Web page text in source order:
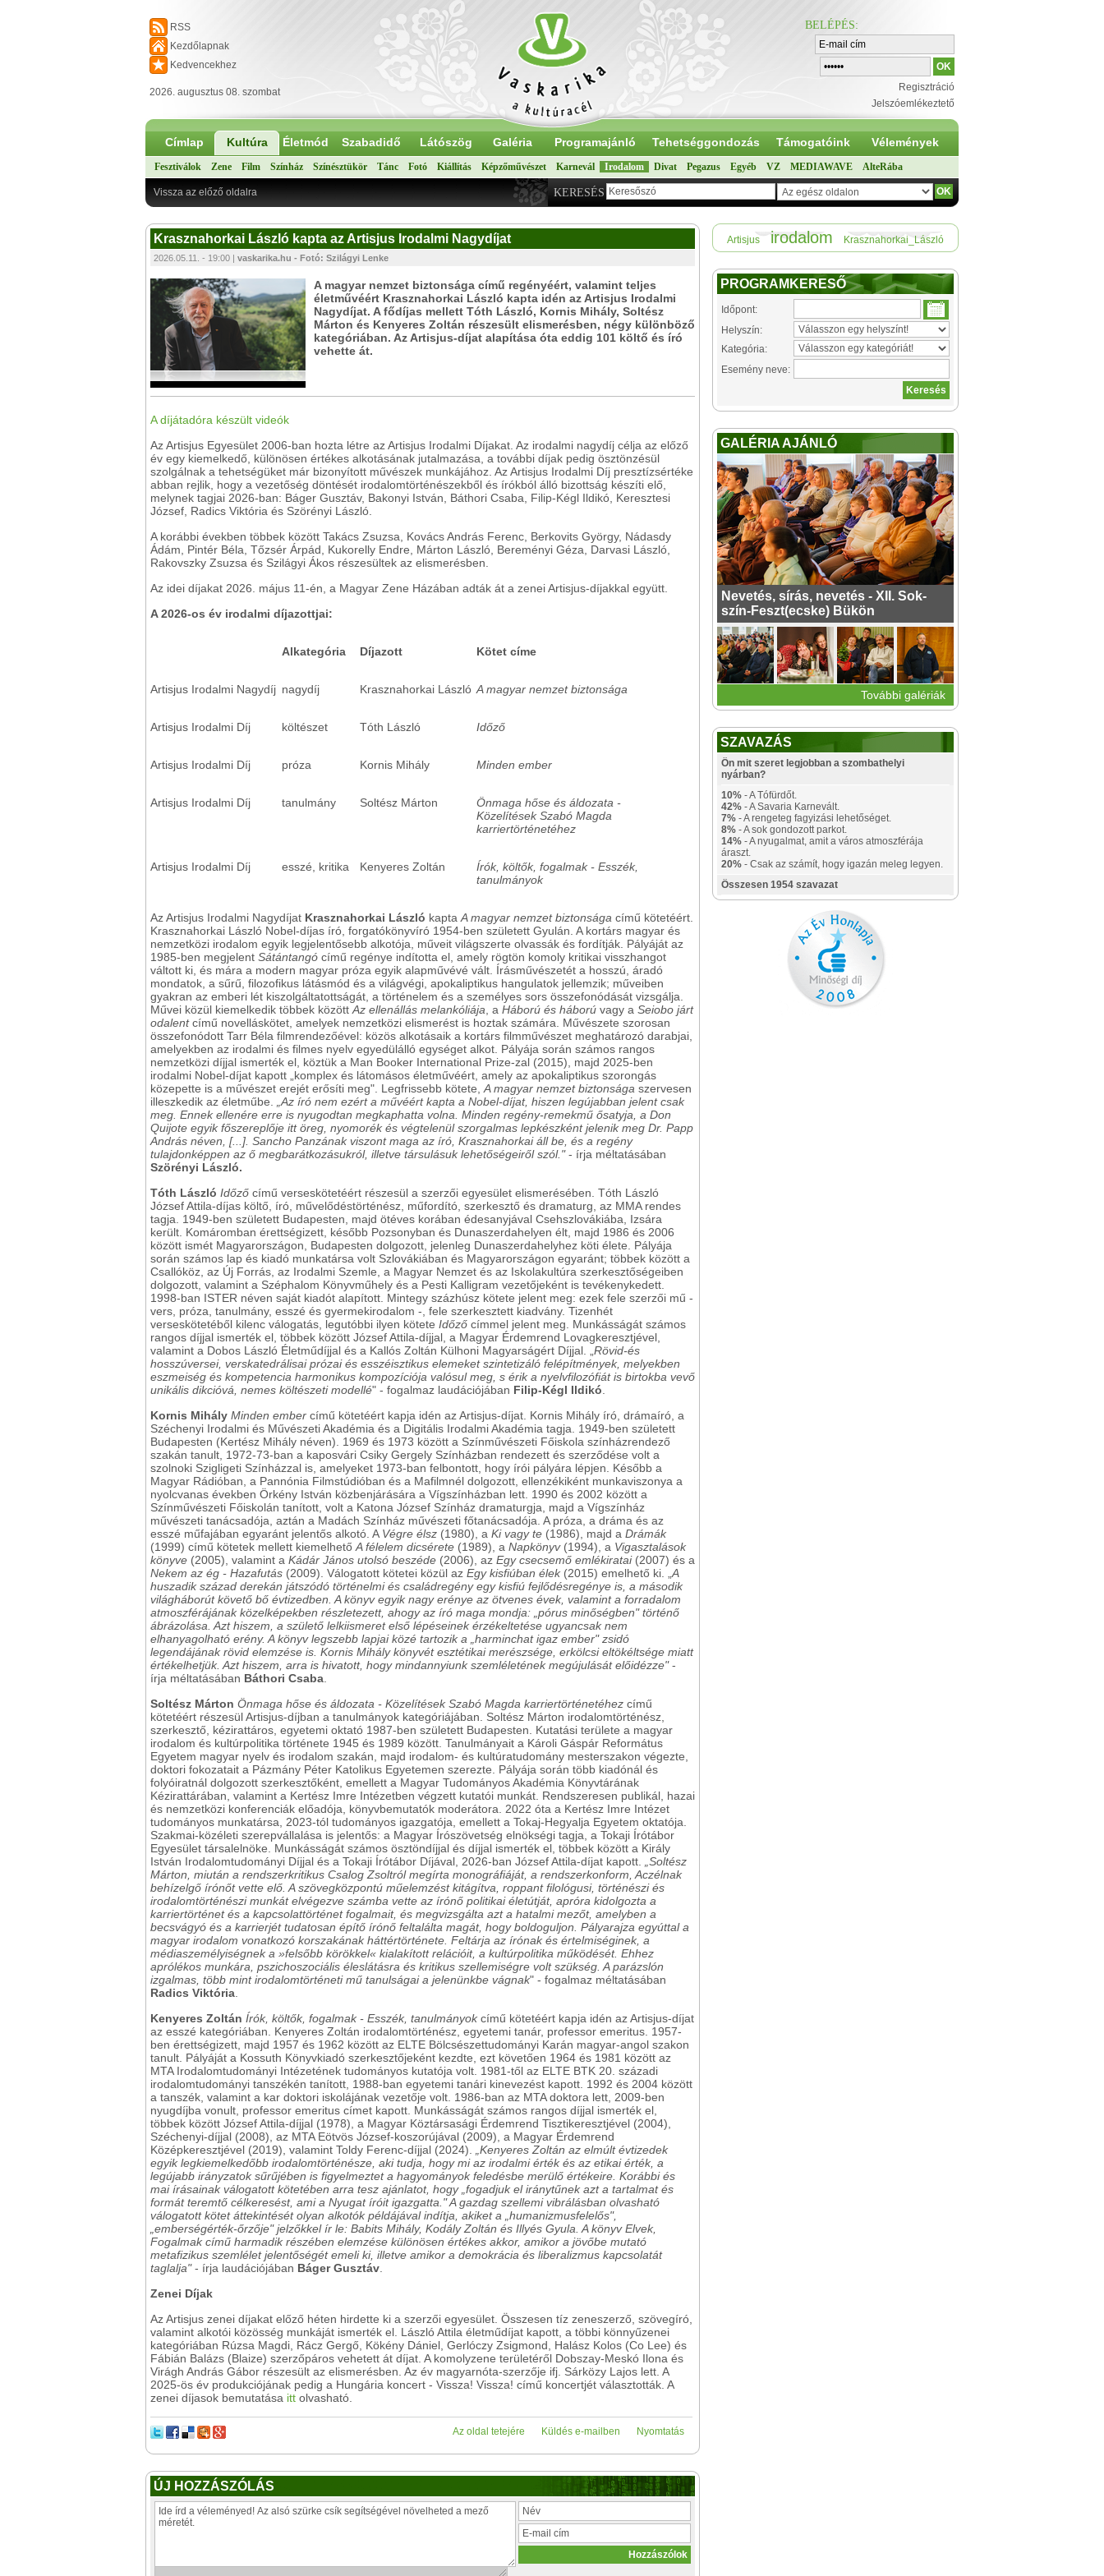
RSS
Kezdőlapnak
Kedvencekhez
2026. augusztus 08. szombat
BELÉPÉS:
Regisztráció
Jelszóemlékeztető
Címlap Kultúra Életmód Szabadidő Látószög Galéria Programajánló Tehetséggondozás Támogatóink Vélemények
Fesztiválok Zene Film Színház Színésztükör Tánc Fotó Kiállítás Képzőművészet Karnevál Irodalom Divat Pegazus Egyéb VZ MEDIAWAVE AlteRába
KERESÉS
Vissza az előző oldalra
Krasznahorkai László kapta az Artisjus Irodalmi Nagydíjat
2026.05.11. - 19:00 | vaskarika.hu - Fotó: Szilágyi Lenke
A magyar nemzet biztonsága című regényéért, valamint teljes
életművéért Krasznahorkai László kapta idén az Artisjus Irodalmi
Nagydíjat. A fődíjas mellett Tóth László, Kornis Mihály, Soltész
Márton és Kenyeres Zoltán részesült elismerésben, négy különböző
kategóriában. Az Artisjus-díjat alapítása óta eddig 101 költő és író
vehette át.
A díjátadóra készült videók
Az Artisjus Egyesület 2006-ban hozta létre az Artisjus Irodalmi Díjakat. Az irodalmi nagydíj célja az előző
év egy kiemelkedő, különösen értékes alkotásának jutalmazása, a további díjak pedig ösztönzésül
szolgálnak a tehetségüket már bizonyított művészek munkájához. Az Artisjus Irodalmi Díj presztízsértéke
abban rejlik, hogy a vezetőség döntését irodalomtörténészekből és írókból álló bizottság készíti elő,
melynek tagjai 2026-ban: Báger Gusztáv, Bakonyi István, Báthori Csaba, Filip-Kégl Ildikó, Keresztesi
József, Radics Viktória és Szörényi László.
A korábbi években többek között Takács Zsuzsa, Kovács András Ferenc, Berkovits György, Nádasdy
Ádám, Pintér Béla, Tőzsér Árpád, Kukorelly Endre, Márton László, Bereményi Géza, Darvasi László,
Rakovszky Zsuzsa és Szilágyi Ákos részesültek az elismerésben.
Az idei díjakat 2026. május 11-én, a Magyar Zene Házában adták át a zenei Artisjus-díjakkal együtt.
A 2026-os év irodalmi díjazottjai:
Alkategória Díjazott Kötet címe
Artisjus Irodalmi Nagydíj nagydíj Krasznahorkai László A magyar nemzet biztonsága
Artisjus Irodalmi Díj költészet Tóth László Időző
Artisjus Irodalmi Díj próza Kornis Mihály Minden ember
Artisjus Irodalmi Díj tanulmány Soltész Márton
Önmaga hőse és áldozata -
Közelítések Szabó Magda
karriertörténetéhez
Artisjus Irodalmi Díj esszé, kritika Kenyeres Zoltán
Írók, költők, fogalmak - Esszék,
tanulmányok
Az Artisjus Irodalmi Nagydíjat Krasznahorkai László kapta A magyar nemzet biztonsága című kötetéért.
Krasznahorkai László Nobel-díjas író, forgatókönyvíró 1954-ben született Gyulán. A kortárs magyar és
nemzetközi irodalom egyik legjelentősebb alkotója, műveit világszerte olvassák és fordítják. Pályáját az
1985-ben megjelent Sátántangó című regénye indította el, amely rögtön komoly kritikai visszhangot
váltott ki, és mára a modern magyar próza egyik alapművévé vált. Írásművészetét a hosszú, áradó
mondatok, a sűrű, filozofikus látásmód és a világvégi, apokaliptikus hangulatok jellemzik; műveiben
gyakran az emberi lét kiszolgáltatottságát, a történelem és a személyes sors összefonódását vizsgálja.
Művei közül kiemelkedik többek között Az ellenállás melankóliája , a Háború és háború vagy a Seiobo járt
odalentcímű novelláskötet, amelyek nemzetközi elismerést is hoztak számára. Művészete szorosan
összefonódott Tarr Béla filmrendezőével: közös alkotásaik a kortárs filmművészet meghatározó darabjai,
amelyekben az irodalmi és filmes nyelv egyedülálló egységet alkot. Pályája során számos rangos
nemzetközi díjjal ismerték el, köztük a Man Booker International Prize-zal (2015), majd 2025-ben
irodalmi Nobel-díjat kapott „komplex és látomásos életművéért, amely az apokaliptikus szorongás
közepette is a művészet erejét erősíti meg". Legfrissebb kötete, A magyar nemzet biztonsága szervesen
illeszkedik az életműbe.
„Az író nem ezért a művéért kapta a Nobel-díjat, hiszen legújabban jelent csak
meg. Ennek ellenére erre is nyugodtan megkaphatta volna. Minden regény-remekmű ősatyja, a Don
Quijote egyik főszereplője itt öreg, nyomorék és végtelenül szorgalmas lepkészként jelenik meg Dr. Papp
András néven, [...]. Sancho Panzának viszont maga az író, Krasznahorkai áll be, és a regény
tulajdonképpen az ő megbarátkozásukról, illetve társulásuk lehetőségeiről szól. "- írja méltatásában
Szörényi László.
Tóth László Időző című verseskötetéért részesül a szerzői egyesület elismerésében. Tóth László
József Attila-díjas költő, író, művelődéstörténész, műfordító, szerkesztő és dramaturg, az MMA rendes
tagja. 1949-ben született Budapesten, majd ötéves korában édesanyjával Csehszlovákiába, Izsára
került. Komáromban érettségizett, később Pozsonyban és Dunaszerdahelyen élt, majd 1986 és 2006
között ismét Magyarországon, Budapesten dolgozott, jelenleg Dunaszerdahelyhez köti élete. Pályája
során számos lap és kiadó munkatársa volt Szlovákiában és Magyarországon egyaránt; többek között a
Csallóköz, az Új Forrás, az Irodalmi Szemle, a Magyar Nemzet és az Iskolakultúra szerkesztőségeiben
dolgozott, valamint a Széphalom Könyvműhely és a Pesti Kalligram vezetőjeként is tevékenykedett.
1998-ban ISTER néven saját kiadót alapított. Mintegy százhúsz kötete jelent meg: ezek fele szerzői mű -
vers, próza, tanulmány, esszé és gyermekirodalom -, fele szerkesztett kiadvány. Tizenhét
verseskötetéből kilenc válogatás, legutóbbi ilyen kötete Időző címmel jelent meg. Munkásságát számos
rangos díjjal ismerték el, többek között József Attila-díjjal, a Magyar Érdemrend Lovagkeresztjével,
valamint a Dobos László Életműdíjjal és a Kallós Zoltán Külhoni Magyarságért Díjjal. „ Rövid-és
hosszúversei, verskatedrálisai prózai és esszéisztikus elemeket szintetizáló felépítmények, melyekben
eszmeiség és kompetencia harmonikus kompozíciója valósul meg, s érik a nyelvfilozófiát is birtokba vevő
unikális dikcióvá, nemes költészeti modellé" - fogalmaz laudációjában Filip-Kégl Ildikó
Kornis Mihály Minden ember című kötetéért kapja idén az Artisjus-díjat. Kornis Mihály író, drámaíró, a
Széchenyi Irodalmi és Művészeti Akadémia és a Digitális Irodalmi Akadémia tagja. 1949-ben született
Budapesten (Kertész Mihály néven). 1969 és 1973 között a Színművészeti Főiskola színházrendező
szakán tanult, 1972-73-ban a kaposvári Csiky Gergely Színházban rendezett és szerződése volt a
szolnoki Szigligeti Színházzal is, amelyeket 1973-ban felbontott, hogy írói pályára lépjen. Később a
Magyar Rádióban, a Pannónia Filmstúdióban és a Mafilmnél dolgozott, ellenzékiként munkaviszonya a
nyolcvanas években Örkény István közbenjárására a Vígszínházban lett. 1990 és 2002 között a
Színművészeti Főiskolán tanított, volt a Katona József Színház dramaturgja, majd a Vígszínház
művészeti tanácsadója, aztán a Madách Színház művészeti főtanácsadója. A próza, a dráma és az
esszé műfajában egyaránt jelentős alkotó. A Végre élsz (1980), a Ki vagy te (1986), majd a Drámák
(1999) című kötetek mellett kiemelhető A félelem dicsérete (1989), a Napkönyv(1994), a Vigasztalások
könyve (2005), valamint a Kádár János utolsó beszéde (2006), az Egy csecsemő emlékiratai(2007) és a
Nekem az ég - Hazafutás (2009). Válogatott kötetei közül az Egy kisfiúban élek(2015) emelhető ki. „ A
huszadik század derekán játszódó történelmi és családregény egy kisfiú fejlődésregénye is, a második
világháborút követő bő évtizedben. A könyv egyik nagy erénye az ötvenes évek, valamint a forradalom
atmoszférájának közelképekben részletezett, ahogy az író maga mondja: „pórus minőségben" történő
ábrázolása. Azt hiszem, a születő lelkiismeret első lépéseinek érzékeltetése ugyancsak nem
elhanyagolható erény. A könyv legszebb lapjai közé tartozik a „harminchat igaz ember" zsidó
legendájának rövid elemzése is. Kornis Mihály könyvét esztétikai merészsége, erkölcsi eltökéltsége miatt
értékelhetjük. Azt hiszem, arra is hivatott, hogy mindannyiunk szemléletének megújulását előidézze"-
írja méltatásában Báthori Csaba
Soltész Márton Önmaga hőse és áldozata - Közelítések Szabó Magda karriertörténetéhez című
kötetéért részesül Artisjus-díjban a tanulmányok kategóriájában. Soltész Márton irodalomtörténész,
szerkesztő, kézirattáros, egyetemi oktató 1987-ben született Budapesten. Kutatási területe a magyar
irodalom és kultúrpolitika története 1945 és 1989 között. Tanulmányait a Károli Gáspár Református
Egyetem magyar nyelv és irodalom szakán, majd irodalom- és kultúratudomány mesterszakon végezte,
doktori fokozatait a Pázmány Péter Katolikus Egyetemen szerezte. Pályája során több kiadónál és
folyóiratnál dolgozott szerkesztőként, emellett a Magyar Tudományos Akadémia Könyvtárának
Kézirattárában, valamint a Kertész Imre Intézetben végzett kutatói munkát. Rendszeresen publikál, hazai
és nemzetközi konferenciák előadója, könyvbemutatók moderátora. 2022 óta a Kertész Imre Intézet
tudományos munkatársa, 2023-tól tudományos igazgatója, emellett a Tokaj-Hegyalja Egyetem oktatója.
Szakmai-közéleti szerepvállalása is jelentős: a Magyar Írószövetség elnökségi tagja, a Tokaji Írótábor
Egyesület társalelnöke. Munkásságát számos ösztöndíjjal és díjjal ismerték el, többek között a Király
István Irodalomtudományi Díjjal és a Tokaji Írótábor Díjával, 2026-ban József Attila-díjat kapott.
„Soltész
Márton, miután a rendszerkritikus Csalog Zsoltról megírta monográfiáját, a rendszerkonform, Aczélnak
behízelgő írónőt vette elő. A szövegközpontú műelemzést kitágítva, roppant filológusi, történészi és
irodalomtörténészi munkát elvégezve számba vette az írónő politikai életútját, apróra kidolgozta a
karriertörténet és a kapcsolattörténet fogalmait, és megvizsgálta azt a hatalmi mezőt, amelyben a
becsvágyó és a karrierjét tudatosan építő írónő feltalálta magát, hogy boldoguljon. Pályarajza egyúttal a
magyar irodalom vonatkozó korszakának háttértörténete. Feltárja az írónak és értelmiséginek, a
médiaszemélyiségnek a »felsőbb körökkel« kialakított relációit, a kultúrpolitika működését. Ehhez
aprólékos munkára, pszichoszociális éleslátásra és kritikus szellemiségre volt szükség. A parázslón
izgalmas, több mint irodalomtörténeti mű tanulságai a jelenünkbe vágnak" - fogalmaz méltatásában
Radics Viktória
Kenyeres Zoltán Írók, költők, fogalmak - Esszék, tanulmányokcímű kötetéért kapja idén az Artisjus-díjat
az esszé kategóriában. Kenyeres Zoltán irodalomtörténész, egyetemi tanár, professor emeritus. 1957-
ben érettségizett, majd 1957 és 1962 között az ELTE Bölcsészettudományi Karán magyar-angol szakon
tanult. Pályáját a Kossuth Könyvkiadó szerkesztőjeként kezdte, ezt követően 1964 és 1981 között az
MTA Irodalomtudományi Intézetének tudományos kutatója volt. 1981-től az ELTE BTK 20. századi
irodalomtudományi tanszékén tanított, 1988-ban egyetemi tanári kinevezést kapott. 1992 és 2004 között
a tanszék, valamint a kar doktori iskolájának vezetője volt. 1986-ban az MTA doktora lett, 2009-ben
nyugdíjba vonult, professor emeritus címet kapott. Munkásságát számos rangos díjjal ismerték el,
többek között József Attila-díjjal (1978), a Magyar Köztársasági Érdemrend Tisztikeresztjével (2004),
Széchenyi-díjjal (2008), az MTA Eötvös József-koszorújával (2009), a Magyar Érdemrend
Középkeresztjével (2019), valamint Toldy Ferenc-díjjal (2024).
„Kenyeres Zoltán az elmúlt évtizedek
egyik legkiemelkedőbb irodalomtörténésze, aki tudja, hogy mi az irodalmi érték és az etikai érték, a
legújabb irányzatok sűrűjében is figyelmeztet a hagyományok feledésbe merülő értékeire. Korábbi és
mai írásainak válogatott kötetében arra tesz ajánlatot, hogy „fogadjuk el iránytűnek azt a tartalmat és
formát teremtő célkeresést, ami a Nyugat íróit igazgatta." A gazdag szellemi vibrálásban olvasható
válogatott kötet áttekintését olyan alkotók példájával indítja, akiket a „humanizmusfelelős",
„emberségérték-őrzője" jelzőkkel ír le: Babits Mihály, Kodály Zoltán és Illyés Gyula. A könyv Elvek,
Fogalmak című harmadik részében elemzése különösen értékes akkor, amikor a jövőbe mutató
metafizikus szemlélet jelentőségét emeli ki, illetve amikor a demokrácia és liberalizmus kapcsolatát
taglalja"- írja laudációjában Báger Gusztáv
Zenei Díjak
Az Artisjus zenei díjakat előző héten hirdette ki a szerzői egyesület. Összesen tíz zeneszerző, szövegíró,
valamint alkotói közösség munkáját ismerték el. László Attila életműdíjat kapott, a többi könnyűzenei
kategóriában Rúzsa Magdi, Rácz Gergő, Kökény Dániel, Gerlóczy Zsigmond, Halász Kolos (Co Lee) és
Fábián Balázs (Blaize) szerzőpáros vehetett át díjat. A komolyzene területéről Dobszay-Meskó Ilona és
Virágh András Gábor részesült az elismerésben. Az év magyarnóta-szerzője ifj. Sárközy Lajos lett. A
2025-ös év produkciójának pedig a Hungária koncert - Vissza! Vissza! című koncertjét választották. A
zenei díjasok bemutatása itt olvasható.
Nyomtatás
Küldés e-mailben
Az oldal tetejére
ÚJ HOZZÁSZÓLÁS
Artisjus irodalom Krasznahorkai_László
PROGRAMKERESŐ
Időpont:
Helyszín:
Kategória:
Esemény neve:
GALÉRIA AJÁNLÓ
Nevetés, sírás, nevetés - XII. Sok-
szín-Feszt(ecske) Bükön
További galériák
SZAVAZÁS
Ön mit szeret legjobban a szombathelyi
nyárban?
10% - A Tófürdőt.
42% - A Savaria Karnevált.
7% - A rengeteg fagyizási lehetőséget.
8% - A sok gondozott parkot.
14% - A nyugalmat, amit a város atmoszférája
áraszt.
20% - Csak az számít, hogy igazán meleg legyen.
Összesen 1954 szavazat